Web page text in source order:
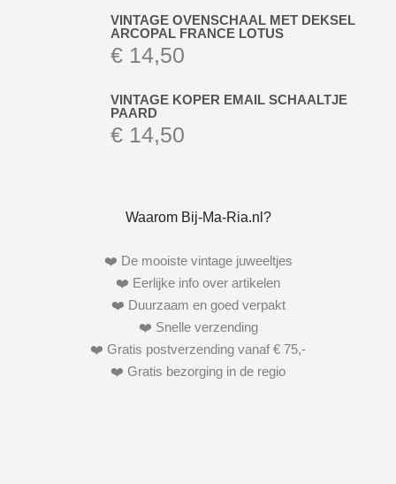
VINTAGE OVENSCHAAL MET DEKSEL
ARCOPAL FRANCE LOTUS
€ 14,50
VINTAGE KOPER EMAIL SCHAALTJE
PAARD
€ 14,50
Waarom Bij-Ma-Ria.nl?
❤️ De mooiste vintage juweeltjes
❤️ Eerlijke info over artikelen
❤️ Duurzaam en goed verpakt
❤️ Snelle verzending
❤️ Gratis postverzending vanaf € 75,-
❤️ Gratis bezorging in de regio